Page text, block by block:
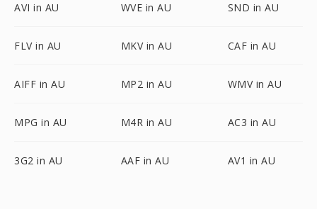
AVI in AU WVE in AU SND in AU
FLV in AU MKV in AU CAF in AU
AIFF in AU MP2 in AU WMV in AU
MPG in AU M4R in AU AC3 in AU
3G2 in AU AAF in AU AV1 in AU